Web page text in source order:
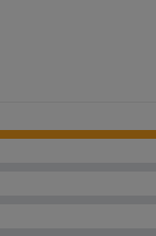
100% (1)